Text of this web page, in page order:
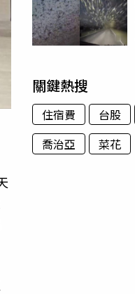
關鍵熱搜
住宿費 台股
喬治亞
菜花